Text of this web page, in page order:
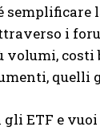
i
costi
gli ETF e